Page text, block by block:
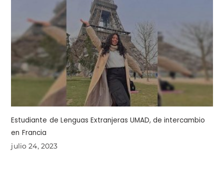
Estudiante de Lenguas Extranjeras UMAD, de intercambio
en Francia
julio 24, 2023